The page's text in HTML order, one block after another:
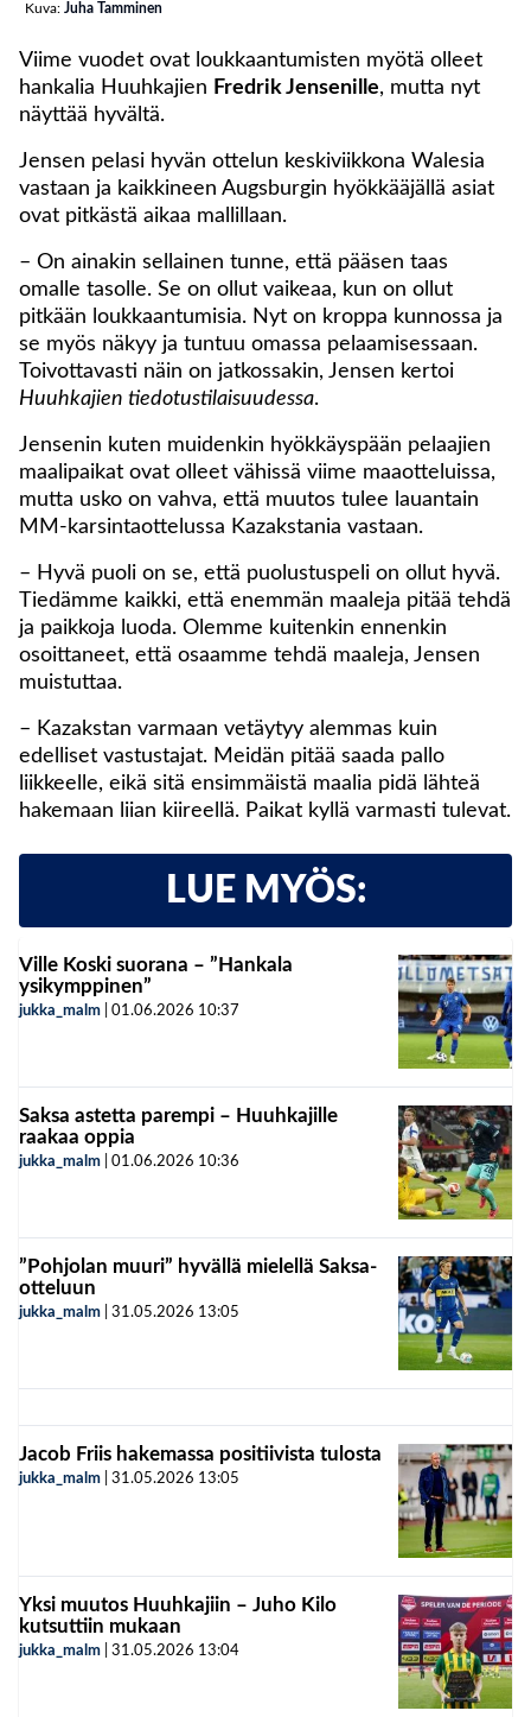
Kuva: Juha Tamminen
Viime vuodet ovat loukkaantumisten myötä olleet
hankalia Huuhkajien Fredrik Jensenille, mutta nyt
näyttää hyvältä.
Jensen pelasi hyvän ottelun keskiviikkona Walesia
vastaan ja kaikkineen Augsburgin hyökkääjällä asiat
ovat pitkästä aikaa mallillaan.
– On ainakin sellainen tunne, että pääsen taas
omalle tasolle. Se on ollut vaikeaa, kun on ollut
pitkään loukkaantumisia. Nyt on kroppa kunnossa ja
se myös näkyy ja tuntuu omassa pelaamisessaan.
Toivottavasti näin on jatkossakin, Jensen kertoi
Huuhkajien tiedotustilaisuudessa.
Jensenin kuten muidenkin hyökkäyspään pelaajien
maalipaikat ovat olleet vähissä viime maaotteluissa,
mutta usko on vahva, että muutos tulee lauantain
MM-karsintaottelussa Kazakstania vastaan.
– Hyvä puoli on se, että puolustuspeli on ollut hyvä.
Tiedämme kaikki, että enemmän maaleja pitää tehdä
ja paikkoja luoda. Olemme kuitenkin ennenkin
osoittaneet, että osaamme tehdä maaleja, Jensen
muistuttaa.
– Kazakstan varmaan vetäytyy alemmas kuin
edelliset vastustajat. Meidän pitää saada pallo
liikkeelle, eikä sitä ensimmäistä maalia pidä lähteä
hakemaan liian kiireellä. Paikat kyllä varmasti tulevat.
LUE MYÖS:
Ville Koski suorana – ”Hankala
ysikymppinen”
jukka_malm 01.06.2026 10:37
Saksa astetta parempi – Huuhkajille
raakaa oppia
jukka_malm 01.06.2026 10:36
”Pohjolan muuri” hyvällä mielellä Saksa-
otteluun
jukka_malm 31.05.2026 13:05
Jacob Friis hakemassa positiivista tulosta
jukka_malm 31.05.2026 13:05
Yksi muutos Huuhkajiin – Juho Kilo
kutsuttiin mukaan
jukka_malm 31.05.2026 13:04